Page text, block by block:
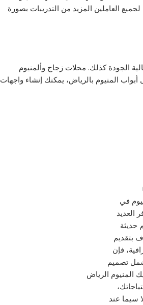
العاملين المزيد من التدريبات بصورة
الجودة كذلك. محلات زجاج وألمنيوم
المنيوم بالرياض، يمكنك إنشاء واجهات
في
العديد
حديثة
بتقديم
فإن
تصميم
المنيوم الرياض
سيما عند